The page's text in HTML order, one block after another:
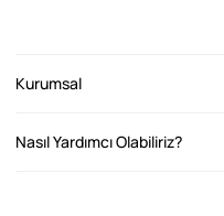
Kurumsal
Nasıl Yardımcı Olabiliriz?